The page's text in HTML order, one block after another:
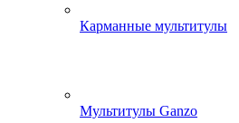
Карманные мультитулы
Мультитулы Ganzo